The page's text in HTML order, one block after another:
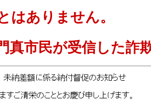
はありません。
真市民が受信した詐